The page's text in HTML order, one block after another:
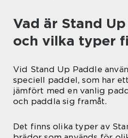
Vad är Stand
och vilka typer
Vid Stand Up Paddle
speciell paddel, som har
jämfört med en vanlig
och paddla sig framåt.
Det finns olika typer av